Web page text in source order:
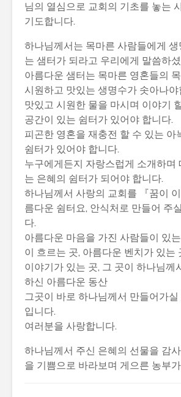
님의 열심으로 교회의 기초를 놓는
기도합니다.
하나님께서는 목마른 사람들에게
는 샘터가 되라고 우리에게 말씀하
아름다운 샘터는 목마른 영혼들의
시원하고 맛있는 생명수가 솟아나야
맛있고 시원한 물을 마시며 이야기
공간이 있는 쉼터가 있어야 합니다.
피곤한 영혼을 재충전 할 수 있는 아
쉼터가 있어야 합니다.
누구에게든지 자랑스럽게 소개하며
는 은혜의 쉼터가 되어야 합니다.
하나님께서 사랑의 교회를 『꿈이
름다운 쉼터요, 안식처로 만들어 주
다.
아름다운 마음을 가진 사람들이 있
이 흐르는 곳, 아름다운 벤치가 있는
이야기가 있는 곳, 그 곳이 하나님께
하신 아름다운 동산
그곳이 바로 하나님께서 만들어가실
입니다.
여러분을 사랑합니다.
하나님께서 주신 은혜의 선물을 감
을 기쁨으로 바라보며 게으른 농부가